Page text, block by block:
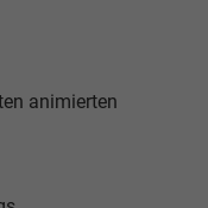
animierten